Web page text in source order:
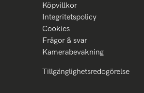
Köpvillkor
Integritetspolicy
Cookies
Frågor & svar
Kamerabevakning
Tillgänglighetsredogörelse